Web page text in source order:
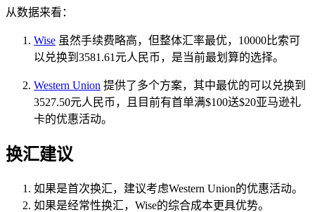
从数据来看：
Wise 虽然手续费略高，但整体汇率最优，10000比索可
以兑换到3581.61元人民币，是当前最划算的选择。
Western Union 提供了多个方案，其中最优的可以兑换到
3527.50元人民币，且目前有首单满$100送$20亚马逊礼
卡的优惠活动。
换汇建议
如果是首次换汇，建议考虑Western Union的优惠活动。
如果是经常性换汇，Wise的综合成本更具优势。